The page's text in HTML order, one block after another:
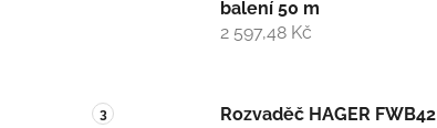
balení 50 m
2 597,48 Kč
Rozvaděč HAGER FWB42